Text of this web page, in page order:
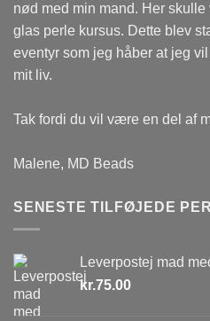
nød med min mand. Her
glas perle kursus. Dette blev
eventyr som jeg håber at jeg
mit liv.
Tak fordi du vil være en del af
Malene, MD Beads
SENESTE TILFØJEDE
Leverpostej mad
kr.75.00